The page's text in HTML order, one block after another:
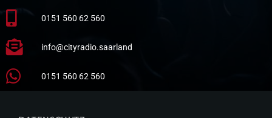
0151 560 62 560
info@cityradio.saarland
0151 560 62 560